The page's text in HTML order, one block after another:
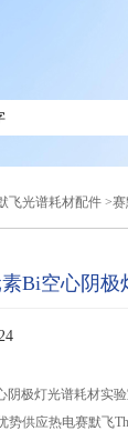
飞光谱耗材配件 >赛默
Bi空心阴极
阴极灯光谱耗材实
势供应热电赛默飞